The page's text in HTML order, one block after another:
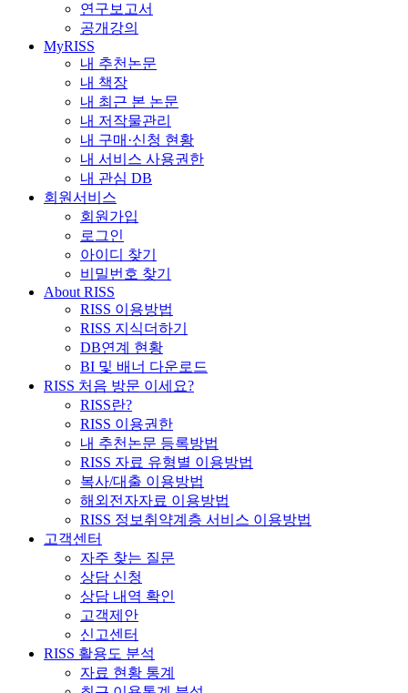
연구보고서
공개강의
MyRISS
내 추천논문
내 책장
내 최근 본 논문
내 저작물관리
내 구매·신청 현황
내 서비스 사용권한
내 관심 DB
회원서비스
회원가입
로그인
아이디 찾기
비밀번호 찾기
About RISS
RISS 이용방법
RISS 지식더하기
DB연계 현황
BI 및 배너 다운로드
RISS 처음 방문 이세요?
RISS란?
RISS 이용권한
내 추천논문 등록방법
RISS 자료 유형별 이용방법
복사/대출 이용방법
해외전자자료 이용방법
RISS 정보취약계층 서비스 이용방법
고객센터
자주 찾는 질문
상담 신청
상담 내역 확인
고객제안
신고센터
RISS 활용도 분석
자료 현황 통계